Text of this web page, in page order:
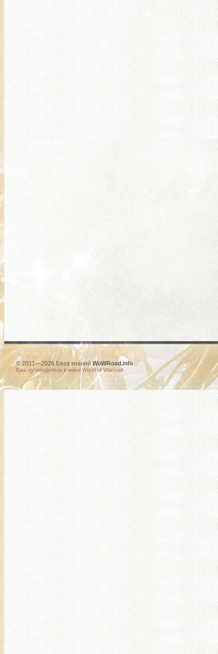
© 2011—2026 База знанийWoWRoad.info
Ваш путеводитель в мире World of Warcraft